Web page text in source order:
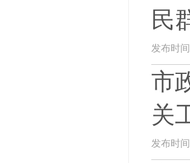
民
发布时
市
关
发布时